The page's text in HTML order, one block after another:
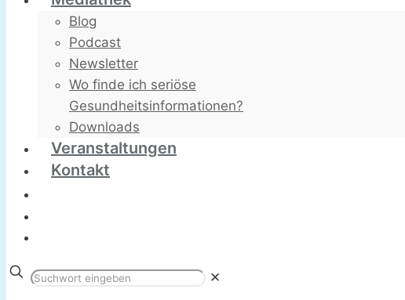
Blog
Podcast
Newsletter
Wo finde ich seriöse
Gesundheitsinformationen?
Downloads
Veranstaltungen
Kontakt
✕